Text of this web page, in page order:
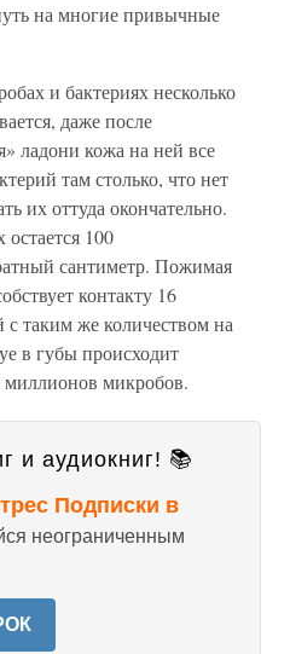
на многие привычные
и бактериях несколько
даже после
ладони кожа на ней все
там столько, что нет
их оттуда окончательно.
100
сантиметр. Пожимая
контакту 16
таким же количеством на
в губы происходит
миллионов микробов.
и аудиокниг! 📚
Подписки в
неограниченным